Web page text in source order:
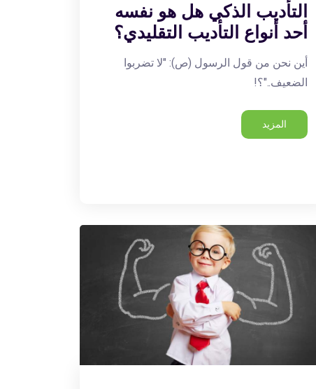
التأديب الذكي هل هو نفسه
أحد أنواع التأديب التقليدي؟
أين نحن من قول الرسول (ص): "لا تضربوا
الضعيف.."؟!
المزيد